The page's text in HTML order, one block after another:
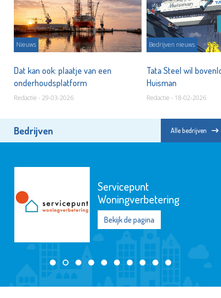
Nieuws
Dat kan ook: plaatje van een
onderhoudsplatform
Redactie - 29-03-2026
Bedrijven nieuws
Tata Steel wil
Huisman
Redactie - 18-02-2026
Bedrijven Alle bedrijven
Servicepunt
Woningverbetering
Bekijk de pagina